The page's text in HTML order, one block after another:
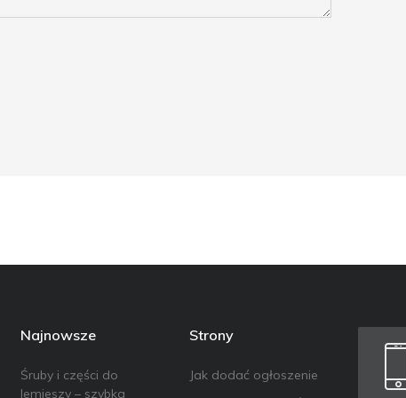
Najnowsze
Śruby i części do
lemieszy – szybka
Strony
Jak dodać ogłoszenie